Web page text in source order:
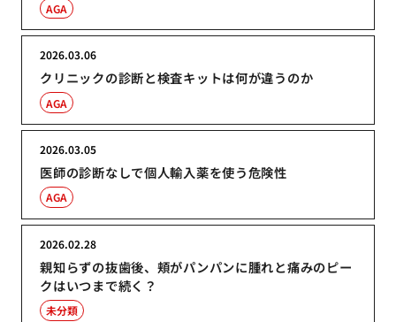
AGA
クリニックの診断と検査キットは何が違うのか
2026.03.06
AGA
医師の診断なしで個人輸入薬を使う危険性
2026.03.05
AGA
親知らずの抜歯後、頬がパンパンに腫れと痛みのピー
クはいつまで続く？
2026.02.28
未分類